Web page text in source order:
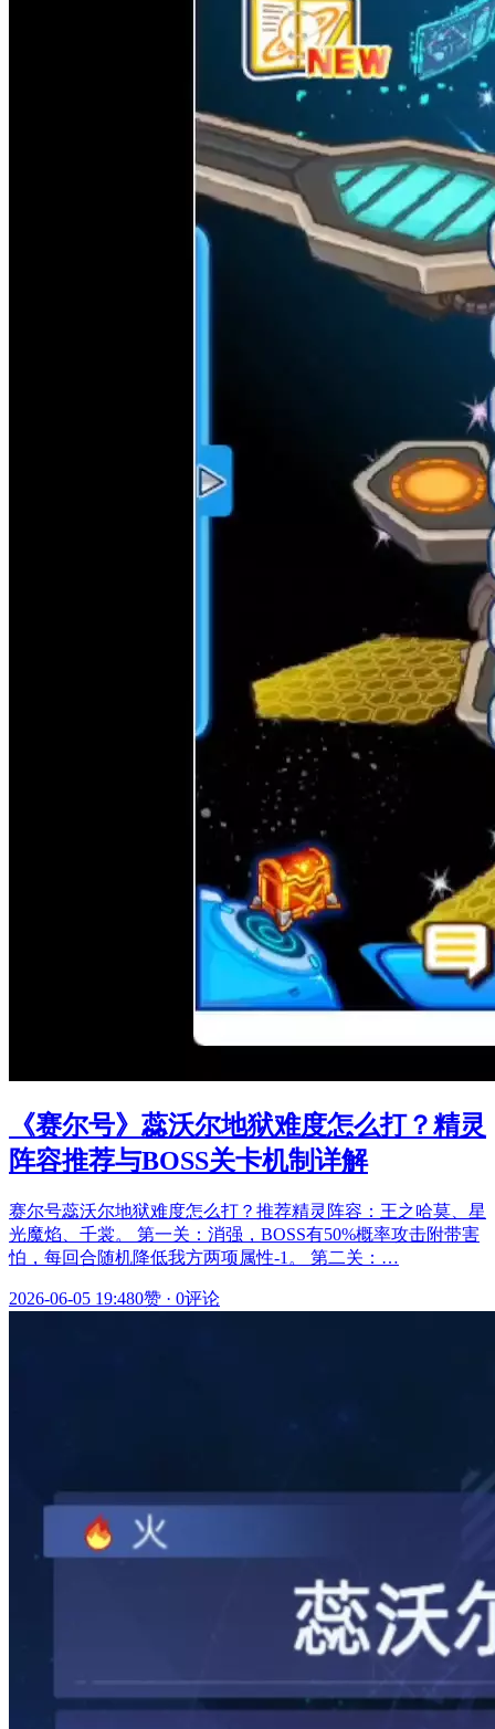
《赛尔号》蕊沃尔地狱难度怎么打？精灵
阵容推荐与BOSS关卡机制详解
赛尔号蕊沃尔地狱难度怎么打？推荐精灵阵容：王之哈莫、星
光魔焰、千裳。 第一关：消强，BOSS有50%概率攻击附带害
怕，每回合随机降低我方两项属性-1。 第二关：…
2026-06-05 19:480赞 · 0评论